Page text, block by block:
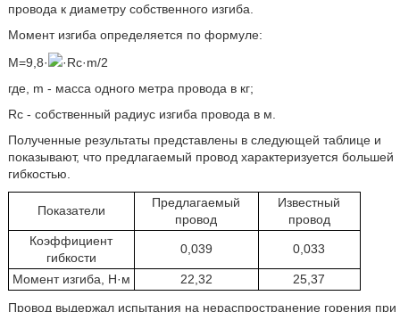
провода к диаметру собственного изгиба.
Момент изгиба определяется по формуле:
M=9,8·
·Rc·m/2
где, m - масса одного метра провода в кг;
Rc - собственный радиус изгиба провода в м.
Полученные результаты представлены в следующей таблице и
показывают, что предлагаемый провод характеризуется большей
гибкостью.
Показатели
Предлагаемый
провод
Известный
провод
Коэффициент
гибкости
0,039 0,033
Момент изгиба, Н·м 22,32
25,37
Провод выдержал испытания на нераспространение горения при